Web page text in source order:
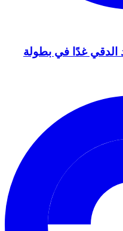
الدقي غدًا في بطولة